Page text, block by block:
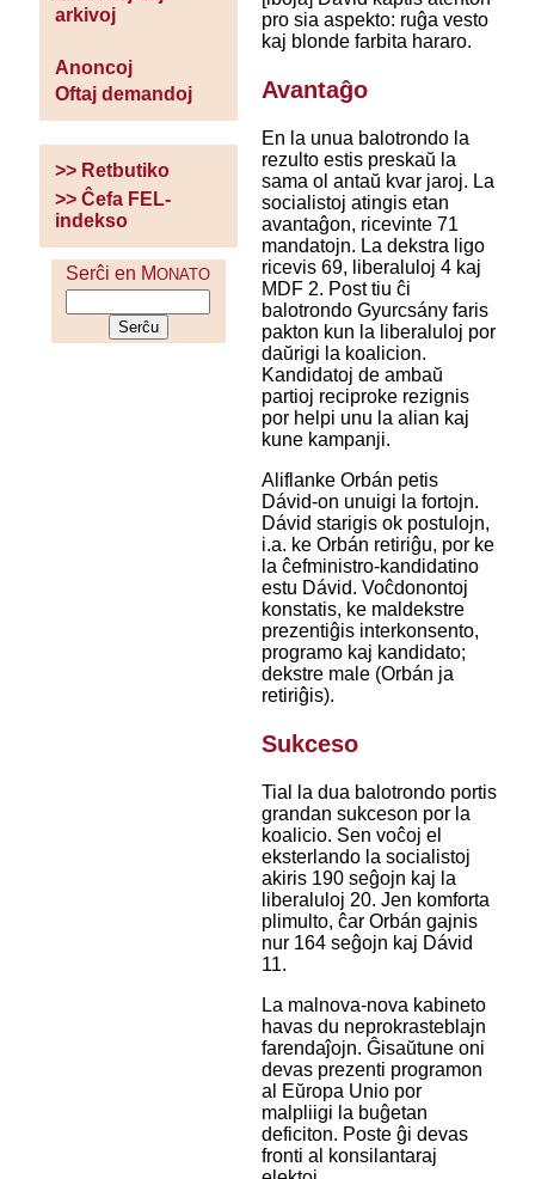
arkivoj
Anoncoj
Oftaj demandoj
>> Retbutiko
>> Ĉefa FEL-
indekso
Serĉi en MONATO
pro sia aspekto: ruĝa vesto
kaj blonde farbita hararo.
Avantaĝo
En la unua balotrondo la
rezulto estis preskaŭ la
sama ol antaŭ kvar jaroj. La
socialistoj atingis etan
avantaĝon, ricevinte 71
mandatojn. La dekstra ligo
ricevis 69, liberaluloj 4 kaj
MDF 2. Post tiu ĉi
balotrondo Gyurcsány faris
pakton kun la liberaluloj por
daŭrigi la koalicion.
Kandidatoj de ambaŭ
partioj reciproke rezignis
por helpi unu la alian kaj
kune kampanji.
Aliflanke Orbán petis
Dávid-on unuigi la fortojn.
Dávid starigis ok postulojn,
i.a. ke Orbán retiriĝu, por ke
la ĉefministro-kandidatino
estu Dávid. Voĉdonontoj
konstatis, ke maldekstre
prezentiĝis interkonsento,
programo kaj kandidato;
dekstre male (Orbán ja
retiriĝis).
Sukceso
Tial la dua balotrondo portis
grandan sukceson por la
koalicio. Sen voĉoj el
eksterlando la socialistoj
akiris 190 seĝojn kaj la
liberaluloj 20. Jen komforta
plimulto, ĉar Orbán gajnis
nur 164 seĝojn kaj Dávid
11.
La malnova-nova kabineto
havas du neprokrasteblajn
farendaĵojn. Ĝisaŭtune oni
devas prezenti programon
al Eŭropa Unio por
malpliigi la buĝetan
deficiton. Poste ĝi devas
fronti al konsilantaraj